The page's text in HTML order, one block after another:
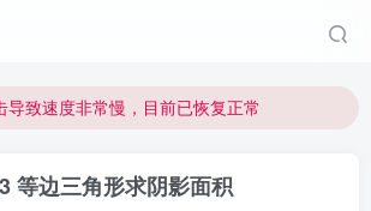
导致速度非常慢，目前已恢复正常
等边三角形求阴影面积